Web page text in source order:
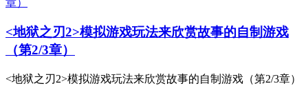
<地狱之刃2>模拟游戏玩法来欣赏故事的自制游戏
（第2/3章）
<地狱之刃2>模拟游戏玩法来欣赏故事的自制游戏（第2/3章）